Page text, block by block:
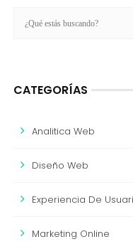
CATEGORÍAS
Analitica Web
Diseño Web
Experiencia De
Marketing Online